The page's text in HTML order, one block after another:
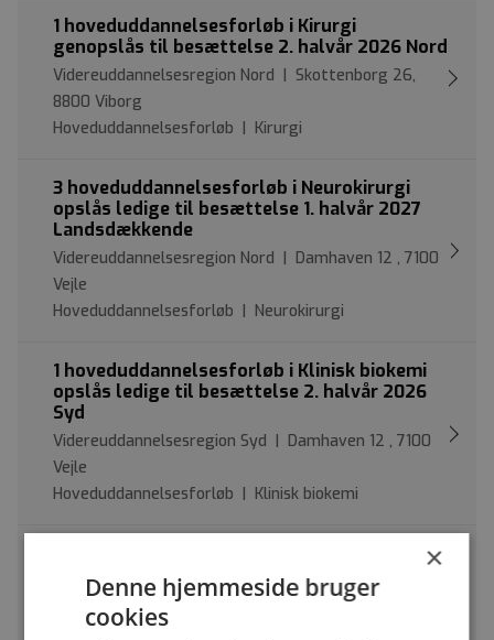
1 hoveduddannelsesforløb i Kirurgi
genopslås til besættelse 2. halvår 2026 Nord
Videreuddannelsesregion Nord | Skottenborg 26,
8800 Viborg
Hoveduddannelsesforløb | Kirurgi
3 hoveduddannelsesforløb i Neurokirurgi
opslås ledige til besættelse 1. halvår 2027
Landsdækkende
Videreuddannelsesregion Nord | Damhaven 12 , 7100
Vejle
Hoveduddannelsesforløb | Neurokirurgi
1 hoveduddannelsesforløb i Klinisk biokemi
opslås ledige til besættelse 2. halvår 2026
Syd
Videreuddannelsesregion Syd | Damhaven 12 , 7100
Vejle
Hoveduddannelsesforløb | Klinisk biokemi
Hoveduddannelsesforløb - Klinisk Onkologi
Videreuddannelsesregion Syd | Damhaven 12 , 7100
×
Denne hjemmeside bruger
cookies